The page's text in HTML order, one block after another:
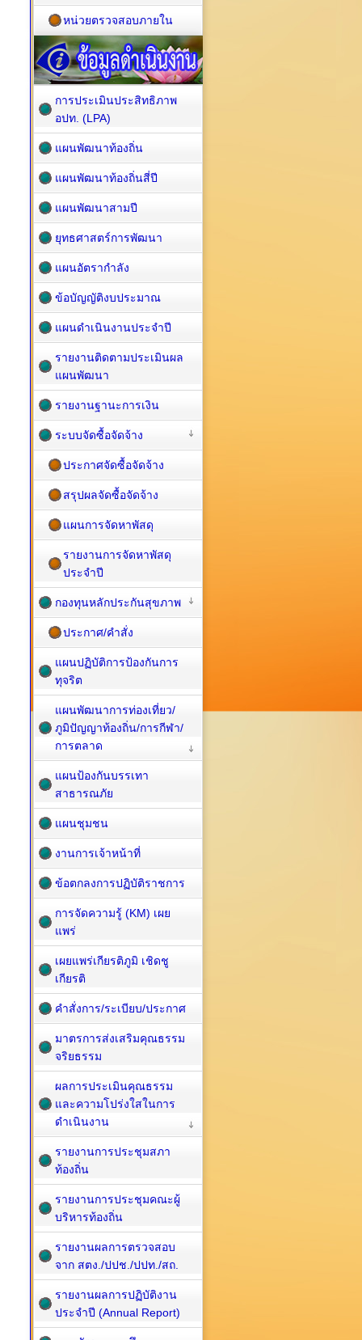
หน่วยตรวจสอบภายใน
การประเมินประสิทธิภาพ
อปท. (LPA)
แผนพัฒนาท้องถิ่น
แผนพัฒนาท้องถิ่นสี่ปี
แผนพัฒนาสามปี
ยุทธศาสตร์การพัฒนา
แผนอัตรากำลัง
ข้อบัญญัติงบประมาณ
แผนดำเนินงานประจำปี
รายงานติดตามประเมินผล
แผนพัฒนา
รายงานฐานะการเงิน
ระบบจัดซื้อจัดจ้าง
ประกาศจัดซื้อจัดจ้าง
สรุปผลจัดซื้อจัดจ้าง
แผนการจัดหาพัสดุ
รายงานการจัดหาพัสดุ
ประจำปี
กองทุนหลักประกันสุขภาพ
ประกาศ/คำสั่ง
แผนปฏิบัติการป้องกันการ
ทุจริต
แผนพัฒนาการท่องเที่ยว/
ภูมิปัญญาท้องถิ่น/การกีฬา/
การตลาด
แผนป้องกันบรรเทา
สาธารณภัย
แผนชุมชน
งานการเจ้าหน้าที่
ข้อตกลงการปฏิบัติราชการ
การจัดความรู้ (KM) เผย
แพร่
เผยแพร่เกียรติภูมิ เชิดชู
เกียรติ
คำสั่งการ/ระเบียบ/ประกาศ
มาตรการส่งเสริมคุณธรรม
จริยธรรม
ผลการประเมินคุณธรรม
และความโปร่งใสในการ
ดำเนินงาน
รายงานการประชุมสภา
ท้องถิ่น
รายงานการประชุมคณะผู้
บริหารท้องถิ่น
รายงานผลการตรวจสอบ
จาก สตง./ปปช./ปปท./สถ.
รายงานผลการปฏิบัติงาน
ประจำปี (Annual Report)